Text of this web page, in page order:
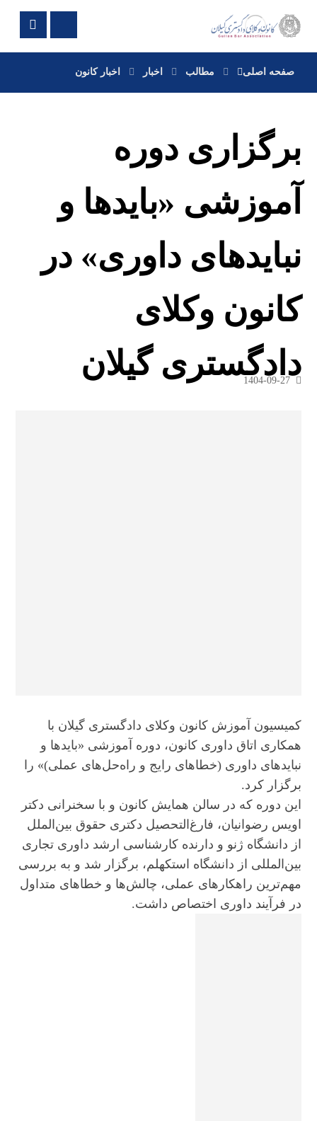
صفحه اصلی مطالب اخبار اخبار کانون
برگزاری دوره
آموزشی «بایدها و
نبایدهای داوری» در
کانون وکلای
دادگستری گیلان
1404-09-27
کمیسیون آموزش کانون وکلای دادگستری گیلان با
همکاری اتاق داوری کانون، دوره آموزشی «بایدها و
نبایدهای داوری (خطاهای رایج و راه‌حل‌های عملی)» را
برگزار کرد.
این دوره که در سالن همایش کانون و با سخنرانی دکتر
اویس رضوانیان، فارغ‌التحصیل دکتری حقوق بین‌الملل
از دانشگاه ژنو و دارنده کارشناسی ارشد داوری تجاری
بین‌المللی از دانشگاه استکهلم، برگزار شد و به بررسی
مهم‌ترین راهکارهای عملی، چالش‌ها و خطاهای متداول
در فرآیند داوری اختصاص داشت.